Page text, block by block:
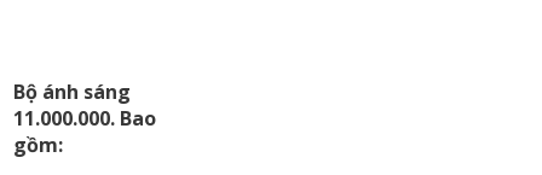
Bộ ánh sáng
11.000.000. Bao
gồm: